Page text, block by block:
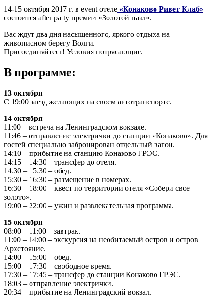
14-15 октября 2017 г. в event отеле «Конаково Ривет Клаб»
состоится after party премии «Золотой пазл».
Вас ждут два дня насыщенного, яркого отдыха на
живописном берегу Волги.
Присоединяйтесь! Условия потрясающие.
В программе:
13 октября
С 19:00 заезд желающих на своем автотранспорте.
14 октября
11:00 – встреча на Ленинградском вокзале.
11:46 – отправление электрички до станции «Конаково». Для
гостей специально забронирован отдельный вагон.
14:10 – прибытие на станцию Конаково ГРЭС.
14:15 – 14:30 – трансфер до отеля.
14:30 – 15:30 – обед.
15:30 – 16:30 – размещение в номерах.
16:30 – 18:00 – квест по территории отеля «Собери свое
золото».
19:00 – 22:00 – ужин и развлекательная программа.
15 октября
08:00 – 11:00 – завтрак.
11:00 – 14:00 – экскурсия на необитаемый остров и остров
Архстояние.
14:00 – 15:00 – обед.
15:00 – 17:30 – свободное время.
17:30 – 17:45 – трансфер до станции Конаково ГРЭС.
18:03 – отправление электрички.
20:34 – прибытие на Ленинградский вокзал.